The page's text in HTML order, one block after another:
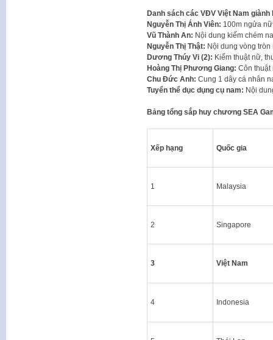
Danh sách các VĐV Việt Nam giành
Nguyễn Thị Ánh Viên: 100m ngửa
Vũ Thành An: Nội dung kiếm chém
Nguyễn Thị Thật: Nội dung vòng
Dương Thúy Vi (2): Kiếm thuật nữ,
Hoàng Thị Phương Giang: Côn thuật
Chu Đức Anh: Cung 1 dây cá nhân
Tuyển thể dục dụng cụ nam: Nội
Bảng tổng sắp huy chương SEA
Xếp hạng Quốc gia
1 Malaysia
2 Singapore
3 Việt Nam
4 Indonesia